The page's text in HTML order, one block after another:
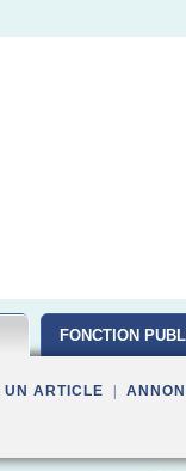
FONCTION
UN ARTICLE